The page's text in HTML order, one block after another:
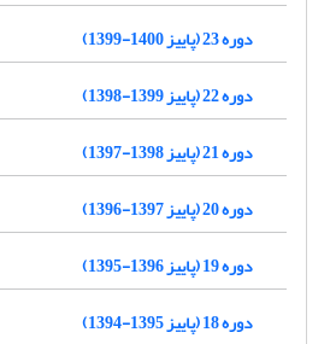
دوره 23 (پاییز 1400-1399)
دوره 22 (پاییز 1399-1398)
دوره 21 (پاییز 1398-1397)
دوره 20 (پاییز 1397-1396)
دوره 19 (پاییز 1396-1395)
دوره 18 (پاییز 1395-1394)